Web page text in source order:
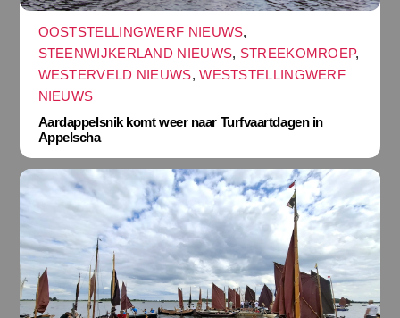
OOSTSTELLINGWERF NIEUWS,
STEENWIJKERLAND NIEUWS, STREEKOMROEP,
WESTERVELD NIEUWS,WESTSTELLINGWERF
NIEUWS
Aardappelsnik komt weer naar Turfvaartdagen in
Appelscha